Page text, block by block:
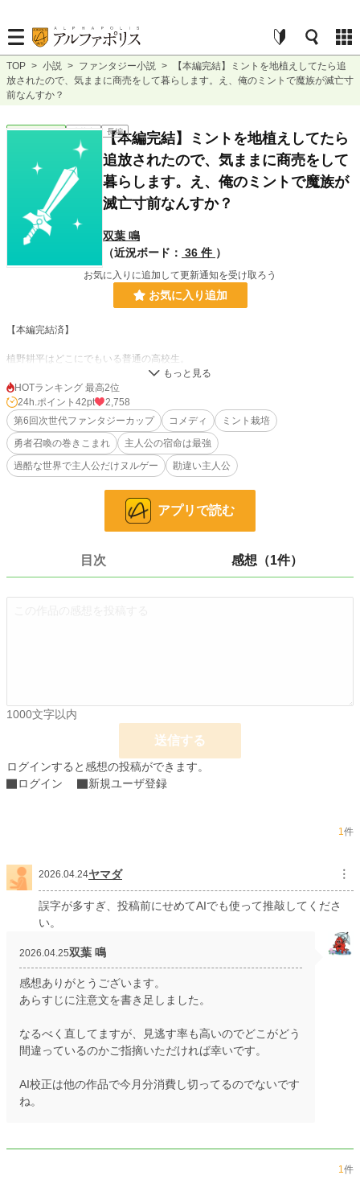
TOP > 小説 > ファンタジー小説 >
【本編完結】ミントを地植えしてたら追
放されたので、気ままに商売をして暮らします。え、俺のミントで魔族が滅亡寸
前なんすか？
ファンタジー 連載中 長編
【本編完結】ミントを地植えしてたら
追放されたので、気ままに商売をして
暮らします。え、俺のミントで魔族が
滅亡寸前なんすか？
双葉 鳴
（近況ボード： 36 件 ）
お気に入りに追加して更新通知を受け取ろう
お気に入り追加
【本編完結済】
植野耕平はどこにでもいる普通の高校生。
親友や幼馴染と一緒に学校からの帰宅中、謎の光に包まれたかと思ったら、気が
つけば異世界！
親友たちは勇者と聖女。しかし耕平が授かったのは『ミント栽培』という不名誉
な宿命だった。
本人は弱いまま、宿命だけが爆速で成長する！
無自覚のまま王城をミントまみれにした耕平は、親友の援護射撃虚しく国外追放
「ゲームだったら、このまま冒険者か」
仕方なく選んだ日雇いの皿洗いのバイト。
その成長速度は耕平を持ってしても制御し切れるものではなかった。
hotランキング最高2位（4/25）
本編完結後稀に【おまけ】が更新されます。
17,120 位 / 228,730 件
ファンタジー 2,953 位 / 53,294 件
お気に入り 140
24h.ポイント 42 pt
文字数 400,845
更新日時 2026.06.07 07:04
HOTランキング 最高2位
24h.ポイント 42pt
2,758
第6回次世代ファンタジーカップ
コメディ
ミント栽培
勇者召喚の巻きこまれ
主人公の宿命は最強
過酷な世界で主人公だけヌルゲー
勘違い主人公
アプリで読む
目次 感想（1件）
1000文字以内
送信する
ログインすると感想の投稿ができます。
ログイン
新規ユーザ登録
1件
2026.04.24ヤマダ ︙
誤字が多すぎ、投稿前にせめてAIでも使って推敲してくださ
い。
2026.04.25双葉 鳴
感想ありがとうございます。
あらすじに注意文を書き足しました。
なるべく直してますが、見逃す率も高いのでどこがどう
間違っているのかご指摘いただければ幸いです。
AI校正は他の作品で今月分消費し切ってるのでないです
ね。
1件